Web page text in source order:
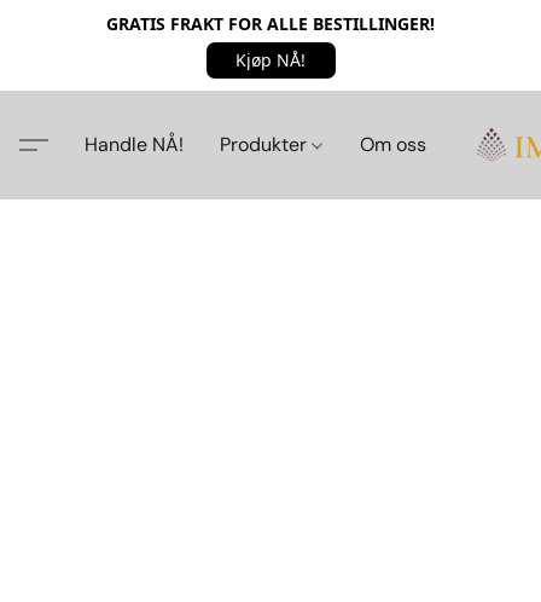
GRATIS FRAKT FOR ALLE BESTILLINGER!
Kjøp NÅ!
Handle NÅ! Produkter Om oss